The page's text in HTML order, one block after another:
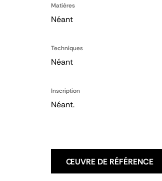
Matières
Néant
Techniques
Néant
Inscription
Néant.
ŒUVRE DE RÉFÉRENCE